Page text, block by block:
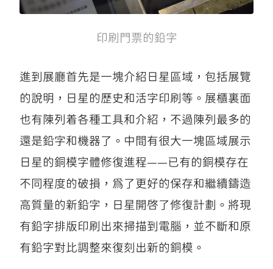
印刷門票的鉛字
進到展廳首先是一塊介紹日星區域，包括展覽
的說明，日星的歷史和活字印刷等。展櫃裏面
也有陳列着各種工具和介紹，不過陳列最多的
還是鉛字和機器了。中間有很大一塊區域展示
日星的銅模字體修復進程——已有的銅模存在
不同程度的破損，爲了更好的保存和繼續鑄造
高質量的新鉛字，日星開啓了修復計劃。將現
有鉛字排版印刷出來掃描到電腦，並不斷和原
有鉛字對比調整來復刻出新的銅模。